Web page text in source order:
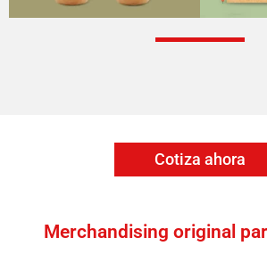
Cotiza ahora
Merchandising original